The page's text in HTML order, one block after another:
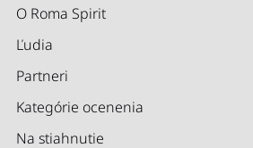
O Roma Spirit
Ľudia
Partneri
Kategórie ocenenia
Na stiahnutie